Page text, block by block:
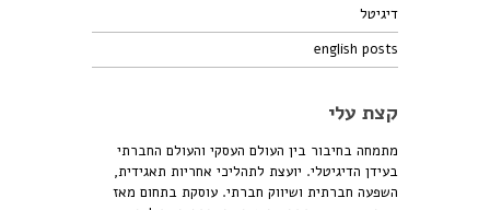
דיגיטל
english posts
קצת עלי
מתמחה בחיבור בין העולם העסקי והעולם החברתי
בעידן הדיגיטלי. יועצת לתהליכי אחריות תאגידית,
השפעה חברתית ושיווק חברתי. עוסקת בתחום מאז